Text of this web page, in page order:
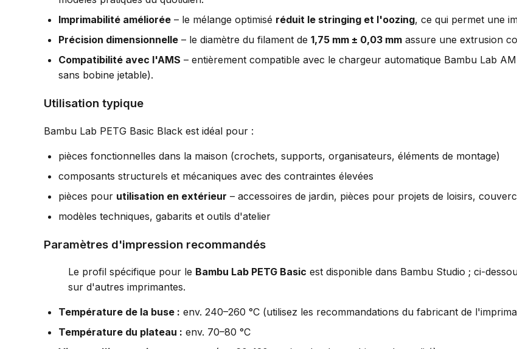
Imprimabilité améliorée – le mélange optimisé réduit le stringing et l'oozing, ce qui permet une
Précision dimensionnelle – le diamètre du filament de 1,75 mm ± 0,03 mm assure une extrusion
Compatibilité avec l'AMS – entièrement compatible avec le chargeur automatique Bambu Lab
sans bobine jetable).
Utilisation typique
Bambu Lab PETG Basic Black est idéal pour :
pièces fonctionnelles dans la maison (crochets, supports, organisateurs, éléments de montage)
composants structurels et mécaniques avec des contraintes élevées
pièces pour utilisation en extérieur – accessoires de jardin, pièces pour projets de loisirs,
modèles techniques, gabarits et outils d'atelier
Paramètres d'impression recommandés
Le profil spécifique pour le Bambu Lab PETG Basic est disponible dans Bambu Studio ; ci-
sur d'autres imprimantes.
Température de la buse : env. 240–260 °C (utilisez les recommandations du fabricant de
Température du plateau : env. 70–80 °C